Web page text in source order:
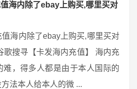
海内除了ebay上购买,哪里买对
海内除了ebay上购买,哪里买对
搜寻【卡发海内充值】 海内充
难，得多人都是由于本人国际的
法本人给本人的微 ...